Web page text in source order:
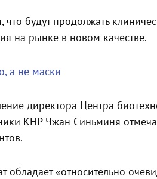
будут продолжать
на рынке в новом качестве.
а не маски
директора Центра
КНР Чжан Синьминя
«относительно